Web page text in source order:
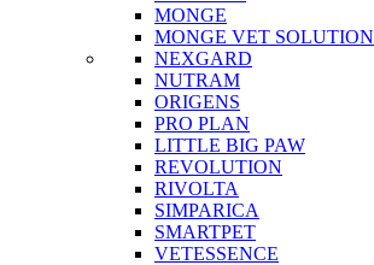
MONGE
MONGE VET SOLUTION
NEXGARD
NUTRAM
ORIGENS
PRO PLAN
LITTLE BIG PAW
REVOLUTION
RIVOLTA
SIMPARICA
SMARTPET
VETESSENCE